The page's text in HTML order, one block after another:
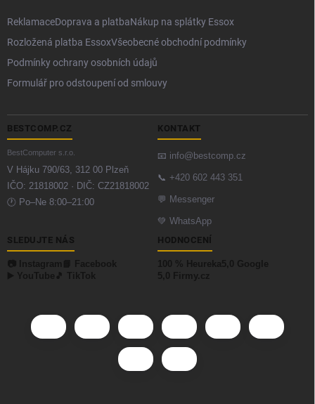
ReklamaceDoprava a platbaNákup na splátky Essox
Rozložená platba EssoxVšeobecné obchodní podmínky
Podmínky ochrany osobních údajů
Formulář pro odstoupení od smlouvy
BESTCOMP.CZ
BestComputer s.r.o.
V Hájku 790/63, 312 00 Plzeň
IČO: 21818002 · DIČ: CZ21818002
🕐 Po–Ne 8:00–21:00
KONTAKT
📧 info@bestcomp.cz
📞 +420 602 443 351
💬 Messenger
💚 WhatsApp
SLEDUJTE NÁS HODNOCENÍ